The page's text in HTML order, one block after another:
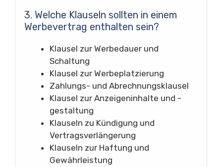
3. Welche Klauseln sollten in einem
Werbevertrag enthalten sein?
Klausel zur Werbedauer und
Schaltung
Klausel zur Werbeplatzierung
Zahlungs- und Abrechnungsklausel
Klausel zur Anzeigeninhalte und -
gestaltung
Klauseln zu Kündigung und
Vertragsverlängerung
Klauseln zur Haftung und
Gewährleistung